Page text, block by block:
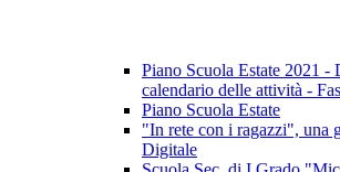
Piano Scuola Estate 2021 -
calendario delle attività -
Piano Scuola Estate
"In rete con i ragazzi", una
Digitale